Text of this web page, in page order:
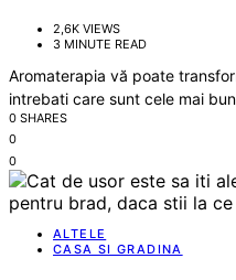
2,6K VIEWS
3 MINUTE READ
Aromaterapia vă poate
intrebati care sunt cele mai
0 SHARES
0
0
ALTELE
CASA SI GRADINA